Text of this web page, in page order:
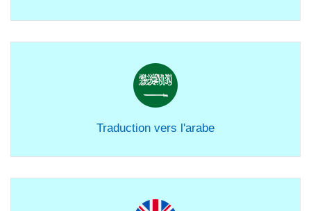
Traduction vers l'arabe